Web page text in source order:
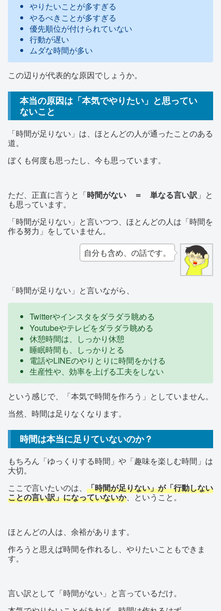
やりたいことが多すぎる
やるべきことが多すぎる
優先順位が付けられていない
行動が遅い
ムダな時間が多い
この辺りが代表的な原因でしょうか。
本当の原因は「本気でやりたい」と思ってい
ないこと
「時間が足りない」は、ほとんどの人が通ったことのある
道。
ぼくも何度も思ったし、今も思っています。
ただ、正直に言うと「時間がない ＝ 単なる言い訳 」と
も思っています。
「時間が足りない」と言いつつ、ほとんどの人は「時間を
作る努力」をしていません。
自分も含め、の話です。
「時間が足りない」と言いながら、
Twitterやインスタをダラダラ眺める
Youtubeやテレビをダラダラ眺める
休憩時間は、しっかり休憩
睡眠時間も、しっかりとる
電話やLINEのやりとりに時間をかける
生産性や、効率を上げる工夫をしない
という感じで、「本気で時間を作ろう」としていません。
当然、時間は足りなくなります。
時間は本当に足りていないのか？
もちろん「ゆっくりする時間」や「趣味を楽しむ時間」は
大切。
ここで言いたいのは、 「時間が足りない」が「行動しない
ことの言い訳」になっていないか、ということ。
ほとんどの人は、余裕があります。
作ろうと思えば時間を作れるし、やりたいこともできま
す。
言い訳として「時間がない」と言っているだけ。